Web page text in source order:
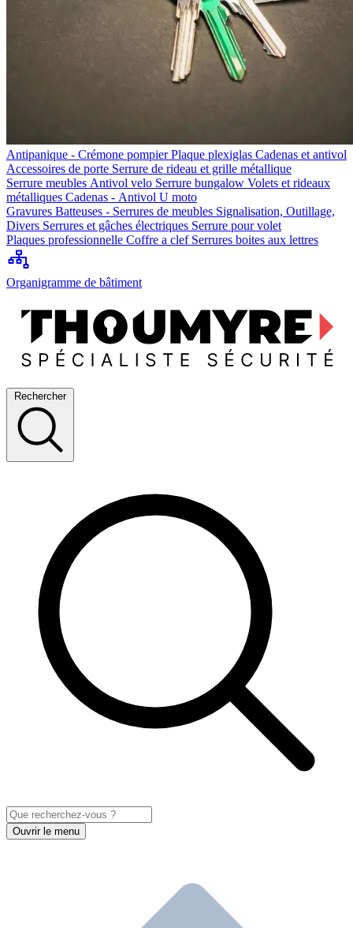
Antipanique - Crémone pompierPlaque plexiglas Cadenas et antivol
Accessoires de porte Serrure de rideau et grille métallique
Serrure meubles Antivol velo Serrure bungalow Volets et rideaux
métalliques Cadenas - Antivol U moto
Gravures Batteuses - Serrures de meubles Signalisation, Outillage,
Divers Serrures et gâches électriques Serrure pour volet
Plaques professionnelle Coffre a clef Serrures boites aux lettres
Organigramme de bâtiment
Rechercher
Ouvrir le menu